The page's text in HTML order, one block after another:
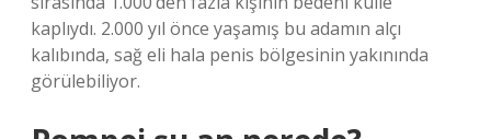
kaplıydı. 2.000 yıl önce yaşamış bu adamın alçı
kalıbında, sağ eli hala penis bölgesinin yakınında
görülebiliyor.